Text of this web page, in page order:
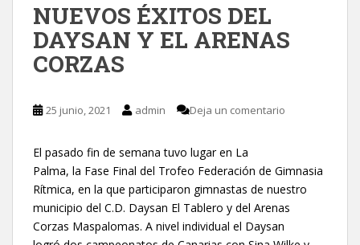
NUEVOS ÉXITOS DEL
DAYSAN Y EL ARENAS
CORZAS
25 junio, 2021 admin Deja un comentario
El pasado fin de semana tuvo lugar en La
Palma, la Fase Final del Trofeo Federación de Gimnasia
Rítmica, en la que participaron gimnastas de nuestro
municipio del C.D. Daysan El Tablero y del Arenas
Corzas Maspalomas. A nivel individual el Daysan